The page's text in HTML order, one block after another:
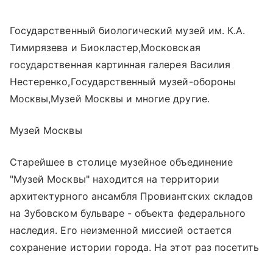
Государственный биологический музей им. К.А.
Тимирязева и Биокластер,Московская
государственная картинная галерея Василия
Нестеренко,Государственный музей-обороны
Москвы,Музей Москвы и многие другие.
Музей Москвы
Старейшее в столице музейное объединение
"Музей Москвы" находится на территории
архитектурного ансамбля Провиантских складов
на Зубовском бульваре - объекта федерального
наследия. Его неизменной миссией остается
сохранение истории города. На этот раз посетить